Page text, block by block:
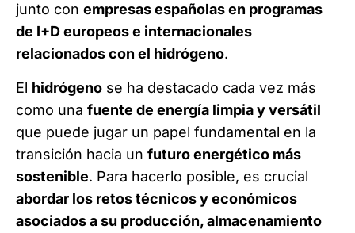
junto con empresas españolas en programas
de I+D europeos e internacionales
relacionados con el hidrógeno.
El hidrógeno se ha destacado cada vez más
como una fuente de energía limpia y versátil
que puede jugar un papel fundamental en la
transición hacia un futuro energético más
sostenible. Para hacerlo posible, es crucial
abordar los retos técnicos y económicos
asociados a su producción, almacenamiento